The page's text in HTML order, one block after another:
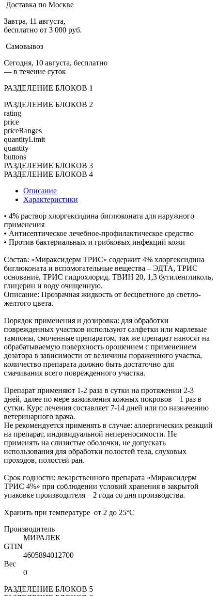
Доставка по Москве
Завтра, 11 августа,
бесплатно от 3 000 руб.
Самовывоз
Сегодня, 10 августа, бесплатно
— в течение суток
РАЗДЕЛЕНИЕ БЛОКОВ 1
РАЗДЕЛЕНИЕ БЛОКОВ 2
rating
price
priceRanges
quantityLimit
quantity
buttons
РАЗДЕЛЕНИЕ БЛОКОВ 3
РАЗДЕЛЕНИЕ БЛОКОВ 4
Описание
Характеристики
• 4% раствор хлоргексидина биглюконата для наружного
применения
• Антисептическое лечебное-профилактическое средство
• Против бактериальных и грибковых инфекций кожи
Состав: «Мираксидерм ТРИС» содержит 4% хлоргексидина
биглюконата и вспомогательные вещества – ЭДТА, ТРИС
основание, ТРИС гидрохлорид, ТВИН 20, 1,3 бутиленгликоль,
глицерин и воду очищенную.
Описание: Прозрачная жидкость от бесцветного до светло-
желтого цвета.
Порядок применения и дозировка: для обработки
поврежденных участков используют салфетки или марлевые
тампоны, смоченные препаратом, так же препарат наносят на
обрабатываемую поверхность орошением с применением
дозатора в зависимости от величины пораженного участка,
количество препарата должно быть достаточно для
смачивания всего поврежденного участка.
Препарат применяют 1-2 раза в сутки на протяжении 2-3
дней, далее по мере заживления кожных покровов – 1 раз в
сутки. Курс лечения составляет 7-14 дней или по назначению
ветеринарного врача.
Не рекомендуется применять в случае: аллергических реакций
на препарат, индивидуальной непереносимости. Не
применять на слизистые оболочки, не допускать
использования для обработки полостей тела, слуховых
проходов, полостей ран.
Срок годности: лекарственного препарата «Мираксидерм
ТРИС 4%» при соблюдении условий хранения в закрытой
упаковке производителя – 2 года со дня производства.
Хранить при температуре от 2 до 25°С
Производитель
МИРАЛЕК
GTIN
4605894012700
Вес
0
РАЗДЕЛЕНИЕ БЛОКОВ 5